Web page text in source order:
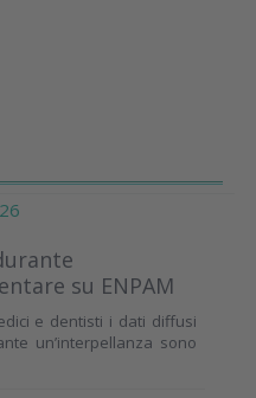
su ENPAM
e dentisti i dati diffusi
un’interpellanza sono